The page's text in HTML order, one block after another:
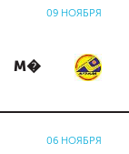
09 НОЯБРЯ
М�
06 НОЯБРЯ